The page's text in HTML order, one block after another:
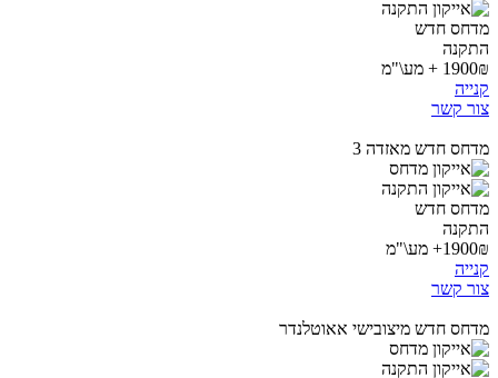
מדחס חדש
התקנה
1900₪ + מע\"מ
קנייה
צור קשר
מדחס חדש מאזדה 3
מדחס חדש
התקנה
1900₪+ מע\"מ
קנייה
צור קשר
מדחס חדש מיצובישי אאוטלנדר